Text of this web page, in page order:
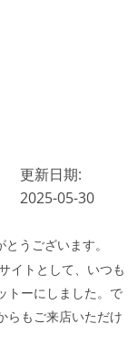
更新日期:
2025-05-30
うございます。
イトとして、いつも
トーにしました。で
らもご来店いただけ